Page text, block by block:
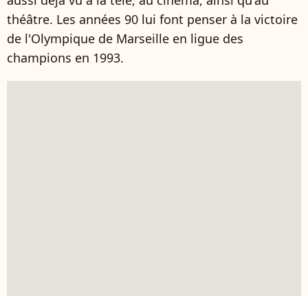
théâtre. Les années 90 lui font penser à la victoire
de l'Olympique de Marseille en ligue des
champions en 1993.